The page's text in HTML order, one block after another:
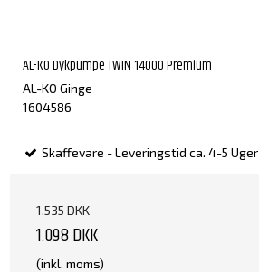
AL-KO Dykpumpe TWIN 14000 Premium
AL-KO Ginge
1604586
Skaffevare - Leveringstid ca. 4-5 Uger
1.535 DKK
1.098 DKK
(inkl. moms)